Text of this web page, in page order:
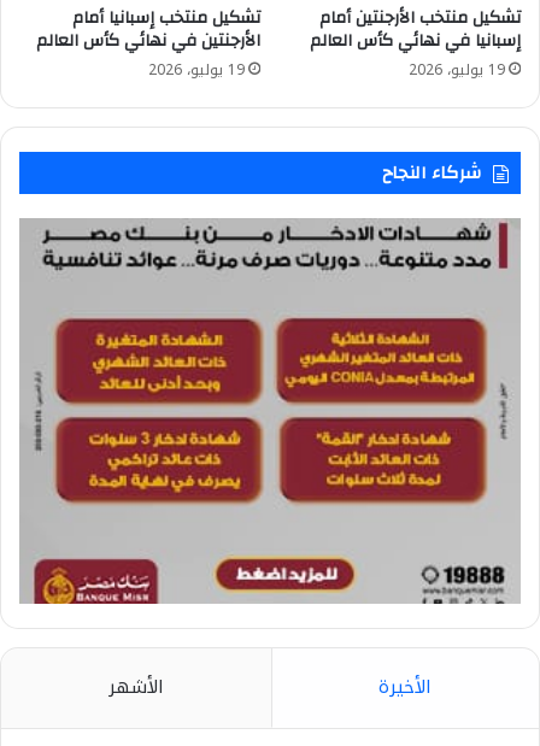
تشكيل منتخب الأرجنتين أمام
إسبانيا في نهائي كأس العالم
19 يوليو، 2026
تشكيل منتخب إسبانيا أمام
الأرجنتين في نهائي كأس العالم
19 يوليو، 2026
شركاء النجاح
الأخيرة الأشهر